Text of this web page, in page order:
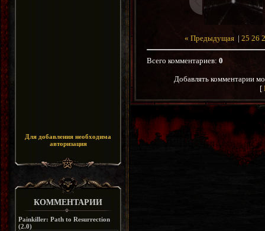
Для добавления необходима
авторизация
КОММЕНТАРИИ
Painkiller: Path to Resurrection
(2.0)
« Предыдущая | 25 26
Всего комментариев: 0
Добавлять комментарии
[